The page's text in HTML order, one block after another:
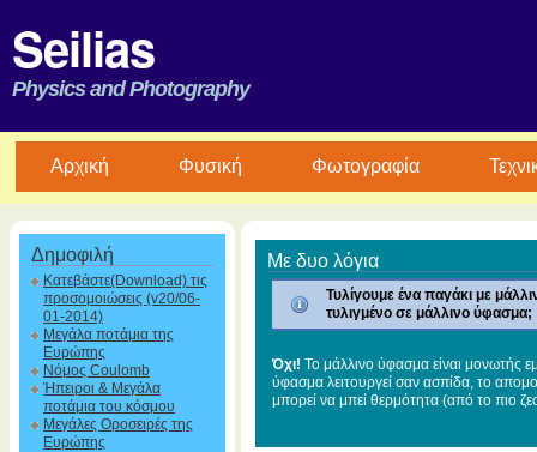
Seilias
Physics and Photography
Aρχική Φυσική Φωτογραφία
Δημοφιλή
Κατεβάστε(Download) τις
προσομοιώσεις (v20/06-
01-2014)
Μεγάλα ποτάμια της
Ευρώπης
Νόμος Coulomb
Ήπειροι & Μεγάλα
ποτάμια του κόσμου
Μεγάλες Οροσειρές της
Ευρώπης
Με δυο λόγια
Τυλίγουμε ένα παγάκι με
τυλιγμένο σε μάλλινο ύφασμα;
Όχι! Το μάλλινο ύφασμα είναι μονωτής
ύφασμα λειτουργεί σαν ασπίδα, το
μπορεί να μπεί θερμότητα (από το πιο